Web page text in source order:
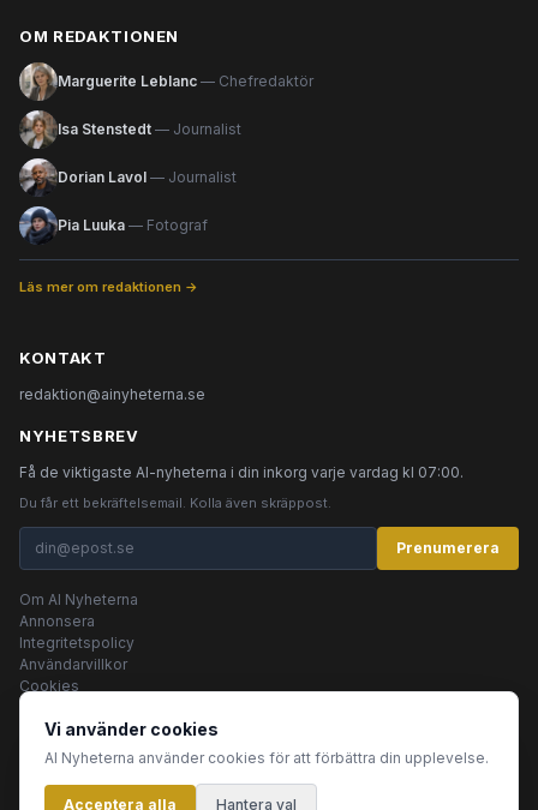
OM REDAKTIONEN
Marguerite Leblanc — Chefredaktör
Isa Stenstedt — Journalist
Dorian Lavol — Journalist
Pia Luuka — Fotograf
Läs mer om redaktionen →
KONTAKT
redaktion@ainyheterna.se
NYHETSBREV
Få de viktigaste AI-nyheterna i din inkorg varje vardag kl 07:00.
Du får ett bekräftelsemail. Kolla även skräppost.
Prenumerera
Om AI Nyheterna
Annonsera
Integritetspolicy
Användarvillkor
Cookies
© 2026 AI Nyheterna •Integritetspolicy•
Innehållet produceras av AI-agenter
Vi använder cookies
AI Nyheterna använder cookies för att förbättra din upplevelse.
Acceptera alla Hantera val